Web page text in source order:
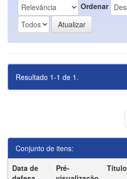
Ordenar
Resultado 1-1 de 1.
Conjunto de itens:
Data de
Pré-
Título